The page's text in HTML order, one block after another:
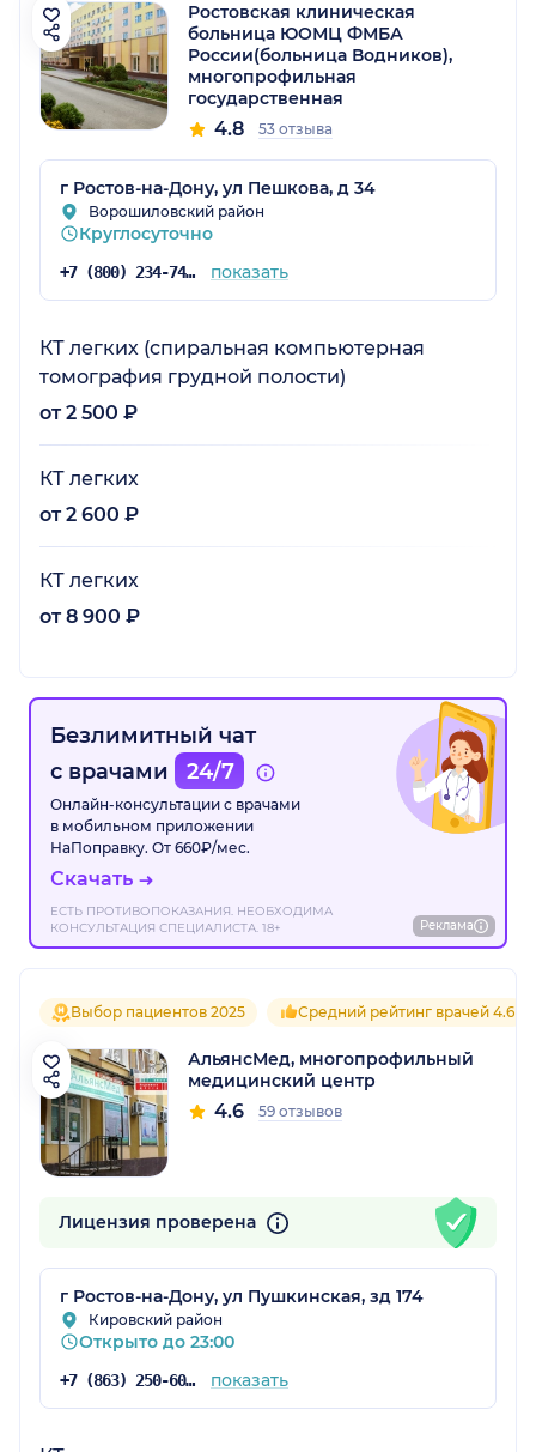
Ростовская клиническая
больница ЮОМЦ ФМБА
России(больница Водников),
многопрофильная
государственная
4.8 53 отзыва
г Ростов-на-Дону, ул Пешкова, д 34
Ворошиловский район
Круглосуточно
+7 (800) 234-74-40 показать
КТ легких (спиральная компьютерная
томография грудной полости)
от 2 500 ₽
КТ легких
от 2 600 ₽
КТ легких
от 8 900 ₽
Безлимитный чат
с врачами
24/7
Онлайн-консультации с врачами
в мобильном приложении
НаПоправку. От 660₽/мес.
Скачать
ЕСТЬ ПРОТИВОПОКАЗАНИЯ. НЕОБХОДИМА
КОНСУЛЬТАЦИЯ СПЕЦИАЛИСТА. 18+
Реклама
Выбор пациентов 2025 Средний рейтинг врачей 4.6
АльянсМед, многопрофильный
медицинский центр
4.6 59 отзывов
Лицензия проверена
г Ростов-на-Дону, ул Пушкинская, зд 174
Кировский район
Открыто до 23:00
+7 (863) 250-60-60 показать